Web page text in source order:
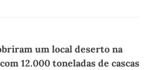
um local deserto na
12.000 toneladas de cascas